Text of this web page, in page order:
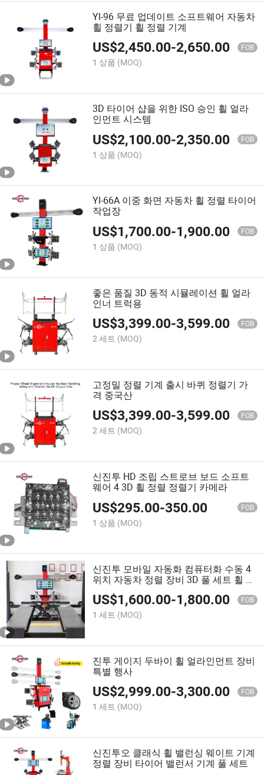
Yl-96 무료 업데이트 소프트웨어 자동차
휠 정렬기 휠 정렬 기계
US$2,450.00-2,650.00 FOB
1 상품 (MOQ)
3D 타이어 샵을 위한 ISO 승인 휠 얼라
인먼트 시스템
US$2,100.00-2,350.00 FOB
1 상품 (MOQ)
Yl-66A 이중 화면 자동차 휠 정렬 타이어
작업장
US$1,700.00-1,900.00 FOB
1 상품 (MOQ)
좋은 품질 3D 동적 시뮬레이션 휠 얼라
인너 트럭용
US$3,399.00-3,599.00 FOB
2 세트 (MOQ)
고정밀 정렬 기계 출시 바퀴 정렬기 가
격 중국산
US$3,399.00-3,599.00 FOB
2 세트 (MOQ)
신진투 HD 조립 스트로브 보드 소프트
웨어 4 3D 휠 정렬 정렬기 카메라
US$295.00-350.00 FOB
1 상품 (MOQ)
신진투 모바일 자동화 컴퓨터화 수동 4
위치 자동차 정렬 장비 3D 풀 세트 휠 정
렬 기계
US$1,600.00-1,800.00 FOB
1 세트 (MOQ)
진투 게이지 두바이 휠 얼라인먼트 장비
특별 행사
US$2,999.00-3,300.00 FOB
1 세트 (MOQ)
신진투오 클래식 휠 밸런싱 웨이트 기계
정렬 장비 타이어 밸런서 기계 풀 세트